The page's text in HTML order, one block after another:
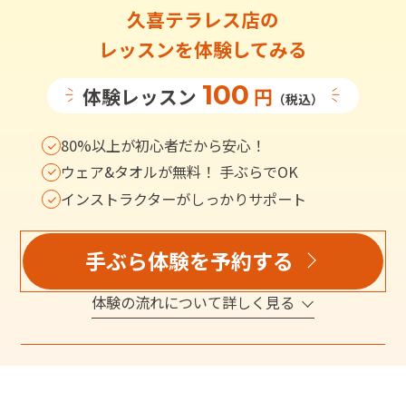
久喜テラレス店の
レッスンを体験してみる
体験レッスン 100 円 （税込）
80%以上が初心者だから安心！
ウェア&タオルが無料！ 手ぶらでOK
インストラクターがしっかりサポート
手ぶら体験を予約する
体験の流れについて詳しく見る